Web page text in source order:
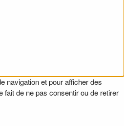
navigation et pour afficher des
de ne pas consentir ou de retirer